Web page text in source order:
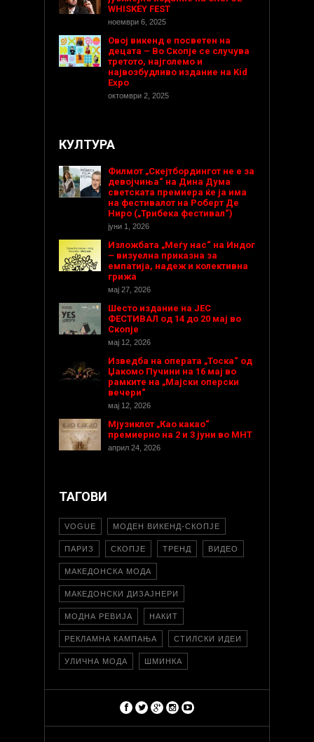
WHISKEY FEST
ноември 6, 2025
Овој викенд е посветен на
децата – Во Скопје се случува
третото, најголемо и
највозбудливо издание на Kid
Expo
октомври 2, 2025
КУЛТУРА
Филмот „Скејтбордингот не е за
девојчиња“ на Дина Дума
светската премиера ќе ја има
на фестивалот на Роберт Де
Ниро („Трибека фестивал“)
јуни 1, 2026
Изложбата „Меѓу нас“ на Индог
– визуелна приказна за
емпатија, надеж и колективна
грижа
мај 27, 2026
Шесто издание на ЈЕС
ФЕСТИВАЛ од 14 до 20 мај во
Скопје
мај 12, 2026
Изведба на операта „Тоска“ од
Џакомо Пучини на 16 мај во
рамките на „Мајски оперски
вечери“
мај 12, 2026
Мјузиклот „Као какао“
премиерно на 2 и 3 јуни во МНТ
април 24, 2026
ТАГОВИ
VOGUE МОДЕН ВИКЕНД-СКОПЈЕ
ПАРИЗ СКОПЈЕ ТРЕНД ВИДЕО
МАКЕДОНСКА МОДА
МАКЕДОНСКИ ДИЗАЈНЕРИ
МОДНА РЕВИЈА НАКИТ
РЕКЛАМНА КАМПАЊА СТИЛСКИ ИДЕИ
УЛИЧНА МОДА ШМИНКА